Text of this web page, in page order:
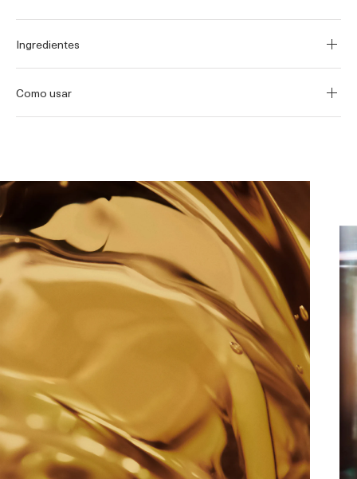
Ingredientes
Como usar